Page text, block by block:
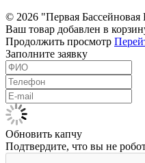
© 2026 "Первая
Ваш товар добавлен в
Продолжить просмотр
Заполните заявку
Обновить капчу
Подтвердите, что вы не